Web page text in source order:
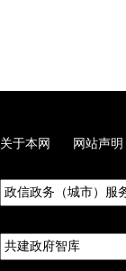
关于本网 网站声明